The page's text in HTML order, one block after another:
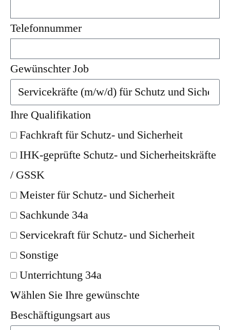
Telefonnummer
Gewünschter Job
Ihre Qualifikation
Fachkraft für Schutz- und Sicherheit
IHK-geprüfte Schutz- und Sicherheitskräfte
/ GSSK
Meister für Schutz- und Sicherheit
Sachkunde 34a
Servicekraft für Schutz- und Sicherheit
Sonstige
Unterrichtung 34a
Wählen Sie Ihre gewünschte
Beschäftigungsart aus